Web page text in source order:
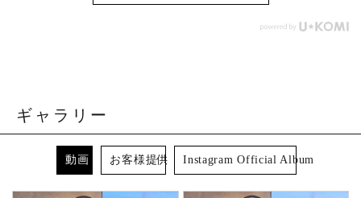
ギャラリー
動画 お客様提供 Instagram Official Album